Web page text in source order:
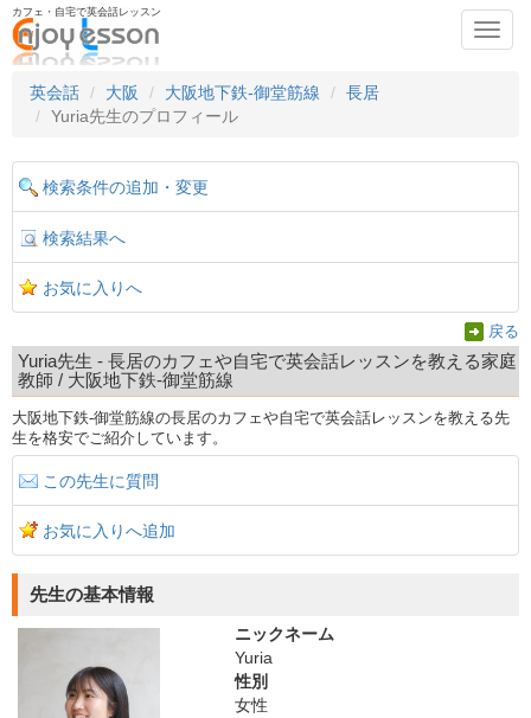
カフェ・自宅で英会話レッスン
英会話
大阪 大阪地下鉄-御堂筋線
長居
Yuria先生のプロフィール
検索条件の追加・変更
検索結果へ
お気に入りへ
戻る
Yuria先生 - 長居のカフェや自宅で英会話レッスンを教える家庭
教師 / 大阪地下鉄-御堂筋線
大阪地下鉄-御堂筋線の長居のカフェや自宅で英会話レッスンを教える先
生を格安でご紹介しています。
この先生に質問
お気に入りへ追加
先生の基本情報
ニックネーム
Yuria
性別
女性